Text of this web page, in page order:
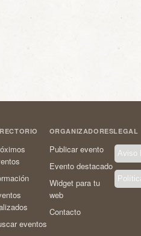
eventos
ORGANIZADORES
Publicar evento
Evento destacado
Widget para tu
web
Contacto
LEGAL
Aviso